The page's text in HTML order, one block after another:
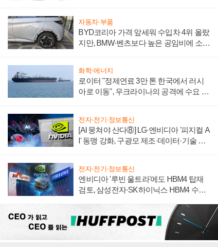
자동차·부품
BYD코리아 가격 앞세워 수입차 4위 올랐
지만, BMW·벤츠보다 높은 공임비에 소비
화학·에너지
로이터 "정제연료 3만 톤 한국에서 러시
아로 이동", 우크라이나의 공격에 수요 늘
전자·전기·정보통신
[AI 뭉쳐야 산다⑧] LG·엔비디아 '피지컬 A
I' 동맹 강화, 구광모 제조·데이터·기술 결
전자·전기·정보통신
엔비디아 '루빈 울트라'에도 HBM4 탑재
검토, 삼성전자·SK하이닉스 HBM4 수율